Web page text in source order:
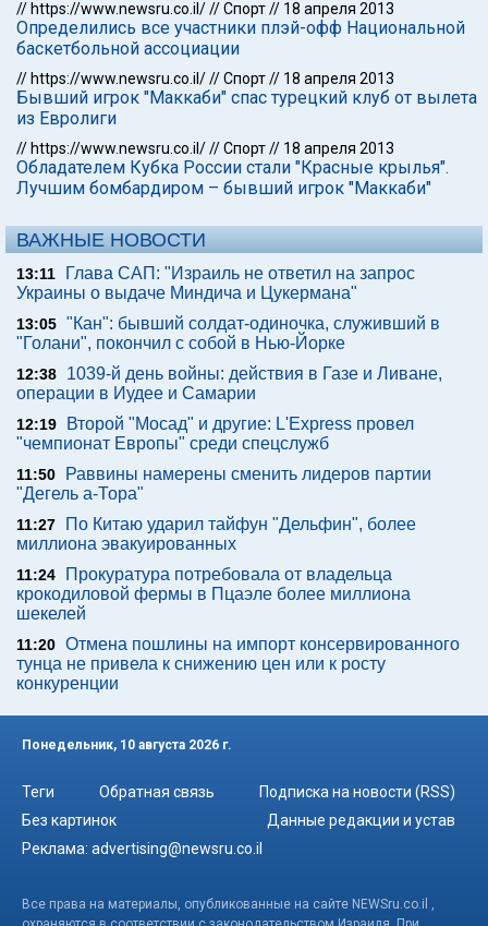
// https://www.newsru.co.il///Спорт// 18 апреля 2013
Определились все участники плэй-офф Национальной
баскетбольной ассоциации
// https://www.newsru.co.il///Спорт// 18 апреля 2013
Бывший игрок "Маккаби" спас турецкий клуб от вылета
из Евролиги
// https://www.newsru.co.il///Спорт// 18 апреля 2013
Обладателем Кубка России стали "Красные крылья".
Лучшим бомбардиром – бывший игрок "Маккаби"
ВАЖНЫЕ НОВОСТИ
13:11
Глава САП: "Израиль не ответил на запрос
Украины о выдаче Миндича и Цукермана"
13:05 "Кан": бывший солдат-одиночка, служивший в
"Голани", покончил с собой в Нью-Йорке
12:38
1039-й день войны: действия в Газе и Ливане,
операции в Иудее и Самарии
12:19
Второй "Мосад" и другие: L'Express провел
"чемпионат Европы" среди спецслужб
11:50
Раввины намерены сменить лидеров партии
"Дегель а-Тора"
11:27
По Китаю ударил тайфун "Дельфин", более
миллиона эвакуированных
11:24
Прокуратура потребовала от владельца
крокодиловой фермы в Пцаэле более миллиона
шекелей
11:20 Отмена пошлины на импорт консервированного
тунца не привела к снижению цен или к росту
конкуренции
Понедельник, 10 августа 2026 г.
Теги Обратная связь
Подписка на новости (RSS)
Без картинок
Данные редакции и устав
Реклама: advertising@newsru.co.il
Все права на материалы, опубликованные на сайте NEWSru.co.il ,